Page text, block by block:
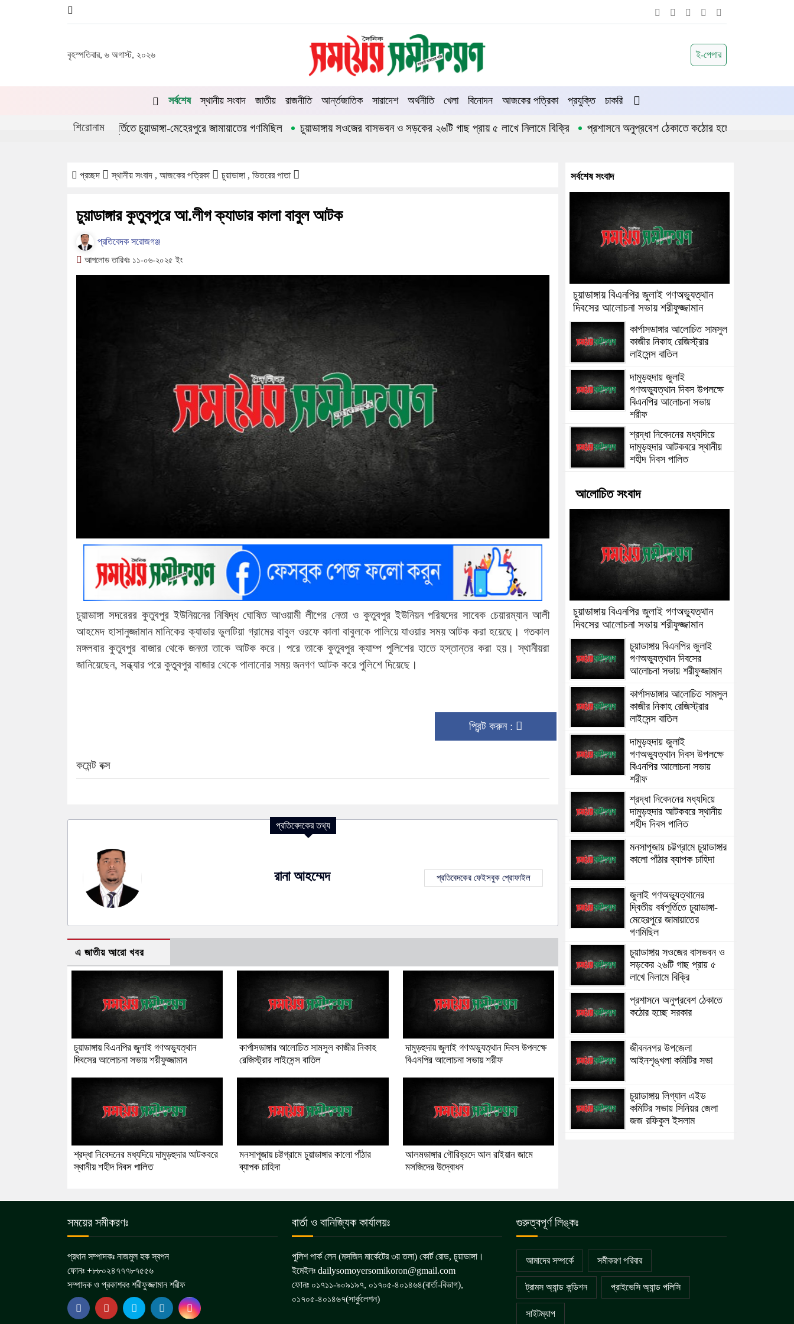
বৃহস্পতিবার, ৬ অগাস্ট, ২০২৬ ই-পেপার
সর্বশেষ স্থানীয় সংবাদ জাতীয় রাজনীতি আর্ন্তজাতিক সারাদেশ অর্থনীতি খেলা বিনোদন আজকের পত্রিকা প্রযুক্তি চাকরি
শিরোনাম
দ্বিতীয় বর্ষপূর্তিতে চুয়াডাঙ্গা-মেহেরপুরে জামায়াতের গণমিছিল চুয়াডাঙ্গায় সওজের বাসভবন ও সড়কের ২৬টি গাছ প্রায় ৫ লাখে নিলামে বিক্রি প্রশাসনে অনুপ্রবেশ ঠেকাতে কঠোর হচ্ছে সরকার
প্রচ্ছদ স্থানীয় সংবাদ , আজকের পত্রিকা চুয়াডাঙ্গা , ভিতরের পাতা
চুয়াডাঙ্গার কুতুবপুরে আ.লীগ ক্যাডার কালা বাবুল আটক
প্রতিবেদক সরোজগঞ্জ
আপলোড তারিখঃ ১১-০৬-২০২৫ ইং
চুয়াডাঙ্গা সদরেরর কুতুবপুর ইউনিয়নের নিষিদ্ধ ঘোষিত আওয়ামী লীগের নেতা ও কুতুবপুর ইউনিয়ন পরিষদের সাবেক চেয়ারম্যান আলী
আহমেদ হাসানুজ্জামান মানিকের ক্যাডার ভুলটিয়া গ্রামের বাবুল ওরফে কালা বাবুলকে পালিয়ে যাওয়ার সময় আটক করা হয়েছে। গতকাল
মঙ্গলবার কুতুবপুর বাজার থেকে জনতা তাকে আটক করে। পরে তাকে কুতুবপুর ক্যাম্প পুলিশের হাতে হস্তান্তর করা হয়। স্থানীয়রা
জানিয়েছেন, সন্ধ্যার পরে কুতুবপুর বাজার থেকে পালানোর সময় জনগণ আটক করে পুলিশে দিয়েছে।
প্রিন্ট করুন :
কমেন্ট বক্স
প্রতিবেদকের তথ্য
রানা আহম্মেদ প্রতিবেদকের ফেইসবুক প্রোফাইল
এ জাতীয় আরো খবর
চুয়াডাঙ্গায় বিএনপির জুলাই গণঅভ্যুত্থান
দিবসের আলোচনা সভায় শরীফুজ্জামান
কার্পাসডাঙ্গার আলোচিত সামসুল কাজীর নিকাহ
রেজিস্ট্রার লাইসেন্স বাতিল
দামুড়হুদায় জুলাই গণঅভ্যুত্থান দিবস উপলক্ষে
বিএনপির আলোচনা সভায় শরীফ
শ্রদ্ধা নিবেদনের মধ্যদিয়ে দামুড়হুদার আটকবরে
স্থানীয় শহীদ দিবস পালিত
মনসাপূজায় চট্টগ্রামে চুয়াডাঙ্গার কালো পাঁঠার
ব্যাপক চাহিদা
আলমডাঙ্গার গৌরিহ্রদে আল রাইয়ান জামে
মসজিদের উদ্বোধন
সর্বশেষ সংবাদ
চুয়াডাঙ্গায় বিএনপির জুলাই গণঅভ্যুত্থান
দিবসের আলোচনা সভায় শরীফুজ্জামান
কার্পাসডাঙ্গার আলোচিত সামসুল
কাজীর নিকাহ রেজিস্ট্রার
লাইসেন্স বাতিল
দামুড়হুদায় জুলাই
গণঅভ্যুত্থান দিবস উপলক্ষে
বিএনপির আলোচনা সভায়
শরীফ
শ্রদ্ধা নিবেদনের মধ্যদিয়ে
দামুড়হুদার আটকবরে স্থানীয়
শহীদ দিবস পালিত
আলোচিত সংবাদ
চুয়াডাঙ্গায় বিএনপির জুলাই গণঅভ্যুত্থান
দিবসের আলোচনা সভায় শরীফুজ্জামান
চুয়াডাঙ্গায় বিএনপির জুলাই
গণঅভ্যুত্থান দিবসের
আলোচনা সভায় শরীফুজ্জামান
কার্পাসডাঙ্গার আলোচিত সামসুল
কাজীর নিকাহ রেজিস্ট্রার
লাইসেন্স বাতিল
দামুড়হুদায় জুলাই
গণঅভ্যুত্থান দিবস উপলক্ষে
বিএনপির আলোচনা সভায়
শরীফ
শ্রদ্ধা নিবেদনের মধ্যদিয়ে
দামুড়হুদার আটকবরে স্থানীয়
শহীদ দিবস পালিত
মনসাপূজায় চট্টগ্রামে চুয়াডাঙ্গার
কালো পাঁঠার ব্যাপক চাহিদা
জুলাই গণঅভ্যুত্থানের
দ্বিতীয় বর্ষপূর্তিতে চুয়াডাঙ্গা-
মেহেরপুরে জামায়াতের
গণমিছিল
চুয়াডাঙ্গায় সওজের বাসভবন ও
সড়কের ২৬টি গাছ প্রায় ৫
লাখে নিলামে বিক্রি
প্রশাসনে অনুপ্রবেশ ঠেকাতে
কঠোর হচ্ছে সরকার
জীবননগর উপজেলা
আইনশৃঙ্খলা কমিটির সভা
চুয়াডাঙ্গায় লিগ্যাল এইড
কমিটির সভায় সিনিয়র জেলা
জজ রফিকুল ইসলাম
সময়ের সমীকরণঃ
প্রধান সম্পাদকঃ নাজমুল হক স্বপন
ফোনঃ +৮৮০২৪৭৭৭৮৭৫৫৬
সম্পাদক ও প্রকাশকঃ শরীফুজ্জামান শরীফ
বার্তা ও বানিজ্যিক কার্যালয়ঃ
পুলিশ পার্ক লেন (মসজিদ মার্কেটের ৩য় তলা) কোর্ট রোড, চুয়াডাঙ্গা।
ইমেইলঃ dailysomoyersomikoron@gmail.com
ফোনঃ ০১৭১১-৯০৯১৯৭, ০১৭০৫-৪০১৪৬৪(বার্তা-বিভাগ),
০১৭০৫-৪০১৪৬৭(সার্কুলেশন)
গুরুত্বপূর্ণ লিঙ্কঃ
আমাদের সম্পর্কে সমীকরণ পরিবার
ট্রামস অ্যান্ড কন্ডিশন প্রাইভেসি অ্যান্ড পলিসি
সাইটম্যাপ